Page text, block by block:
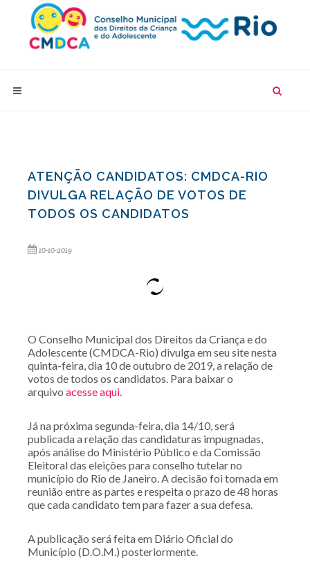
ATENÇÃO CANDIDATOS: CMDCA-RIO
DIVULGA RELAÇÃO DE VOTOS DE
TODOS OS CANDIDATOS
10-10-2019
O Conselho Municipal dos Direitos da Criança e do
Adolescente (CMDCA-Rio) divulga em seu site nesta
quinta-feira, dia 10 de outubro de 2019, a relação de
votos de todos os candidatos. Para baixar o
arquivo acesse aqui.
Já na próxima segunda-feira, dia 14/10, será
publicada a relação das candidaturas impugnadas,
após análise do Ministério Público e da Comissão
Eleitoral das eleições para conselho tutelar no
município do Rio de Janeiro. A decisão foi tomada em
reunião entre as partes e respeita o prazo de 48 horas
que cada candidato tem para fazer a sua defesa.
A publicação será feita em Diário Oficial do
Município (D.O.M.) posteriormente.